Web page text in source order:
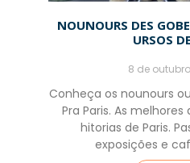
NOUNOURS DES
URSOS
8 de
Conheça os nounours
Pra Paris. As
hitorias de Paris.
exposições e